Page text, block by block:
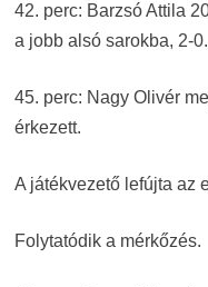
42. perc: Barzsó Attila
a jobb alsó sarokba, 2-0.
45. perc: Nagy Olivér
érkezett.
A játékvezető lefújta az
Folytatódik a mérkőzés.